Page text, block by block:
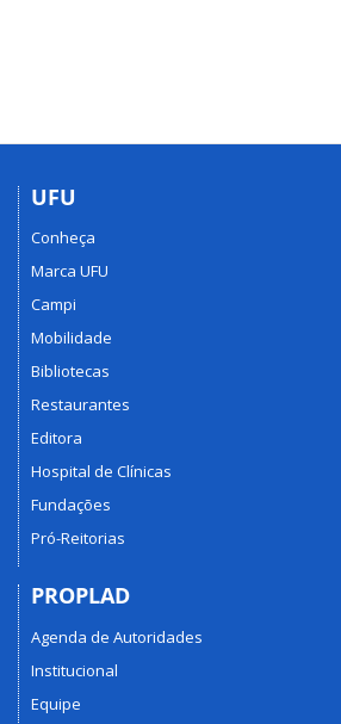
UFU
Conheça
Marca UFU
Campi
Mobilidade
Bibliotecas
Restaurantes
Editora
Hospital de Clínicas
Fundações
Pró-Reitorias
PROPLAD
Agenda de Autoridades
Institucional
Equipe